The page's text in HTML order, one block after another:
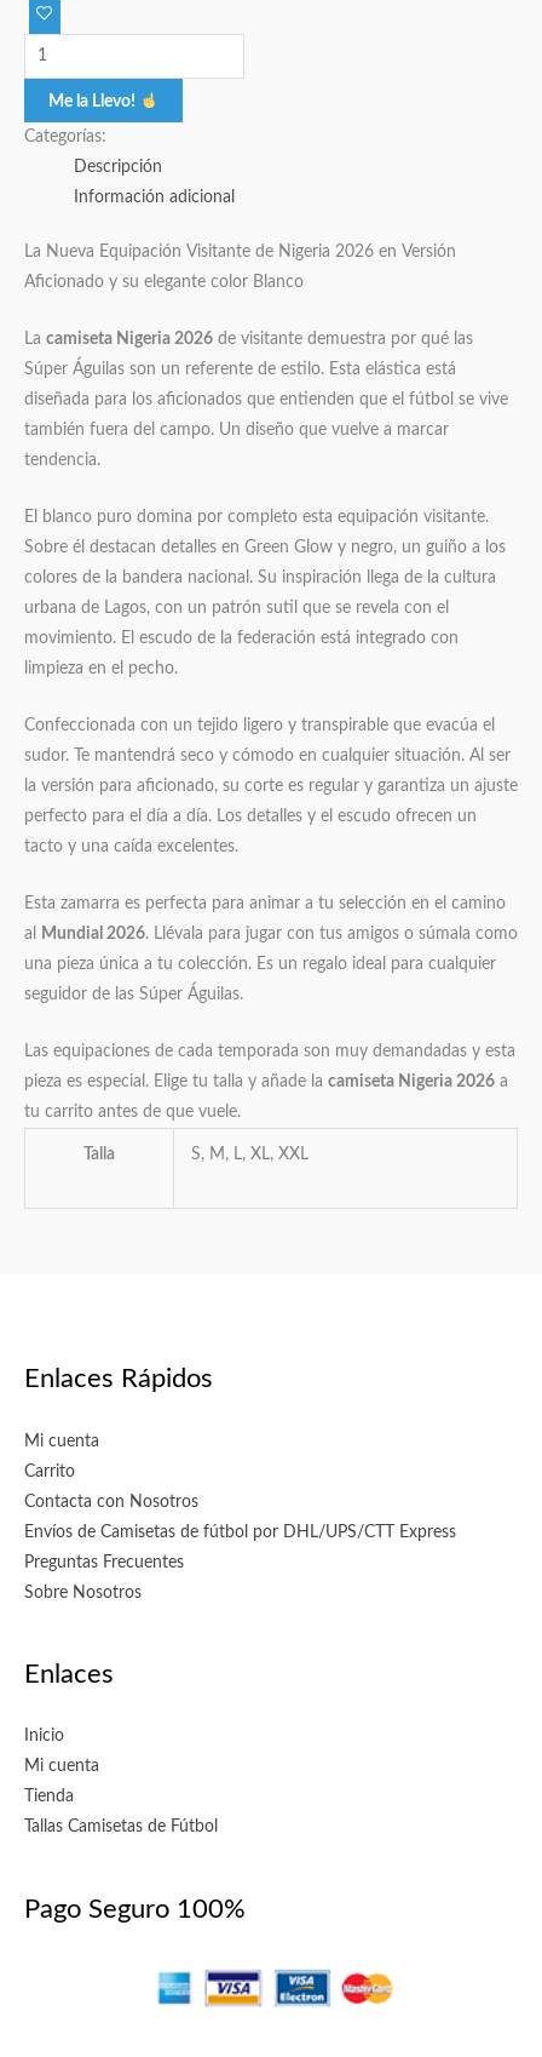
Me la Llevo!
Categorías:
Descripción
Información adicional
La Nueva Equipación Visitante de Nigeria 2026 en Versión
Aficionado y su elegante color Blanco
La camiseta Nigeria 2026 de visitante demuestra por qué las
Súper Águilas son un referente de estilo. Esta elástica está
diseñada para los aficionados que entienden que el fútbol se vive
también fuera del campo. Un diseño que vuelve a marcar
tendencia.
El blanco puro domina por completo esta equipación visitante.
Sobre él destacan detalles en Green Glow y negro, un guiño a los
colores de la bandera nacional. Su inspiración llega de la cultura
urbana de Lagos, con un patrón sutil que se revela con el
movimiento. El escudo de la federación está integrado con
limpieza en el pecho.
Confeccionada con un tejido ligero y transpirable que evacúa el
sudor. Te mantendrá seco y cómodo en cualquier situación. Al ser
la versión para aficionado, su corte es regular y garantiza un ajuste
perfecto para el día a día. Los detalles y el escudo ofrecen un
tacto y una caída excelentes.
Esta zamarra es perfecta para animar a tu selección en el camino
al
Mundial 2026. Llévala para jugar con tus amigos o súmala como
una pieza única a tu colección. Es un regalo ideal para cualquier
seguidor de las Súper Águilas.
Las equipaciones de cada temporada son muy demandadas y esta
pieza es especial. Elige tu talla y añade la camiseta Nigeria 2026 a
tu carrito antes de que vuele.
Talla S, M, L, XL, XXL
Enlaces Rápidos
Mi cuenta
Carrito
Contacta con Nosotros
Envíos de Camisetas de fútbol por DHL/UPS/CTT Express
Preguntas Frecuentes
Sobre Nosotros
Enlaces
Inicio
Mi cuenta
Tienda
Tallas Camisetas de Fútbol
Pago Seguro 100%